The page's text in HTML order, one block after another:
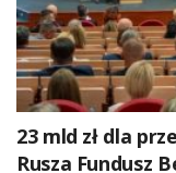
23 mld zł dla
Rusza Fundusz